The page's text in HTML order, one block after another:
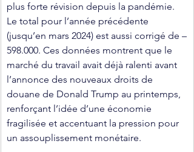
plus forte révision depuis la pandémie.
Le total pour l’année précédente
(jusqu’en mars 2024) est aussi corrigé de –
598.000. Ces données montrent que le
marché du travail avait déjà ralenti avant
l’annonce des nouveaux droits de
douane de Donald Trump au printemps,
renforçant l’idée d’une économie
fragilisée et accentuant la pression pour
un assouplissement monétaire.